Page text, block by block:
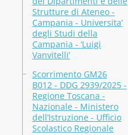
Strutture di Ateneo -
Campania - Universita’
degli Studi della
Campania - ‘Luigi
Vanvitelli’
Scorrimento GM26
B012 - DDG 2939/2025 -
Regione Toscana -
Nazionale - Ministero
dell’Istruzione - Ufficio
Scolastico Regionale